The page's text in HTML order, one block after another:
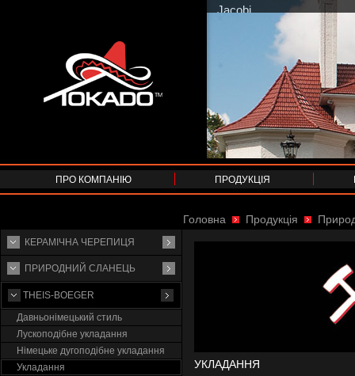
ПРО КОМПАНІЮ ПРОДУКЦІЯ
КЕРАМІЧНА ЧЕРЕПИЦЯ
ПРИРОДНИЙ СЛАНЕЦЬ
THEIS-BOEGER
Давньонімецький стиль
Лускоподібне укладання
Німецьке дугоподібне укладання
Укладання
УКЛАДАННЯ
Головна Продукція